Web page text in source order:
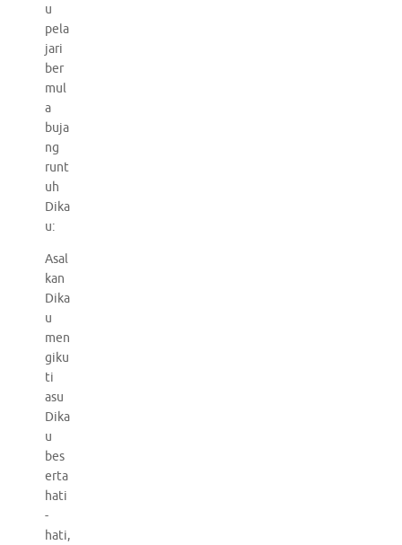
u
pela
jari
ber
mul
a
buja
ng
runt
uh
Dika
u:
Asal
kan
Dika
u
men
giku
ti
asu
Dika
u
bes
erta
hati
-
hati,